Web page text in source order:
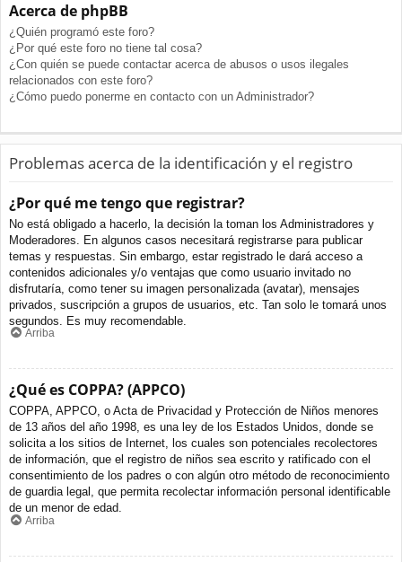
Acerca de phpBB
¿Quién programó este foro?
¿Por qué este foro no tiene tal cosa?
¿Con quién se puede contactar acerca de abusos o usos ilegales
relacionados con este foro?
¿Cómo puedo ponerme en contacto con un Administrador?
Problemas acerca de la identificación y el registro
¿Por qué me tengo que registrar?
No está obligado a hacerlo, la decisión la toman los Administradores y
Moderadores. En algunos casos necesitará registrarse para publicar
temas y respuestas. Sin embargo, estar registrado le dará acceso a
contenidos adicionales y/o ventajas que como usuario invitado no
disfrutaría, como tener su imagen personalizada (avatar), mensajes
privados, suscripción a grupos de usuarios, etc. Tan solo le tomará unos
segundos. Es muy recomendable.
Arriba
¿Qué es COPPA? (APPCO)
COPPA, APPCO, o Acta de Privacidad y Protección de Niños menores
de 13 años del año 1998, es una ley de los Estados Unidos, donde se
solicita a los sitios de Internet, los cuales son potenciales recolectores
de información, que el registro de niños sea escrito y ratificado con el
consentimiento de los padres o con algún otro método de reconocimiento
de guardia legal, que permita recolectar información personal identificable
de un menor de edad.
Arriba